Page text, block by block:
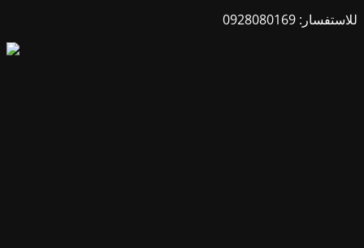
للاستفسار: 0928080169